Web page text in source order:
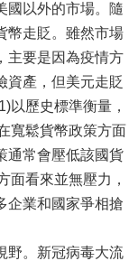
國以外的市場。隨
幣走貶。雖然市場
主要是因為疫情方
資產，但美元走貶
以歷史標準衡量，
寬鬆貨幣政策方面
通常會壓低該國貨
面看來並無壓力，
企業和國家爭相搶
野。新冠病毒大流